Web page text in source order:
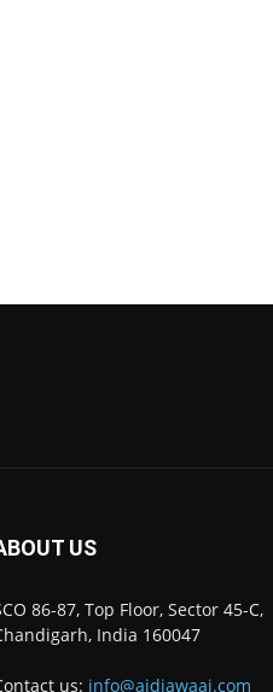
US
86-87, Top Floor, Sector 45-C,
India 160047
us: info@ajdiawaaj.com